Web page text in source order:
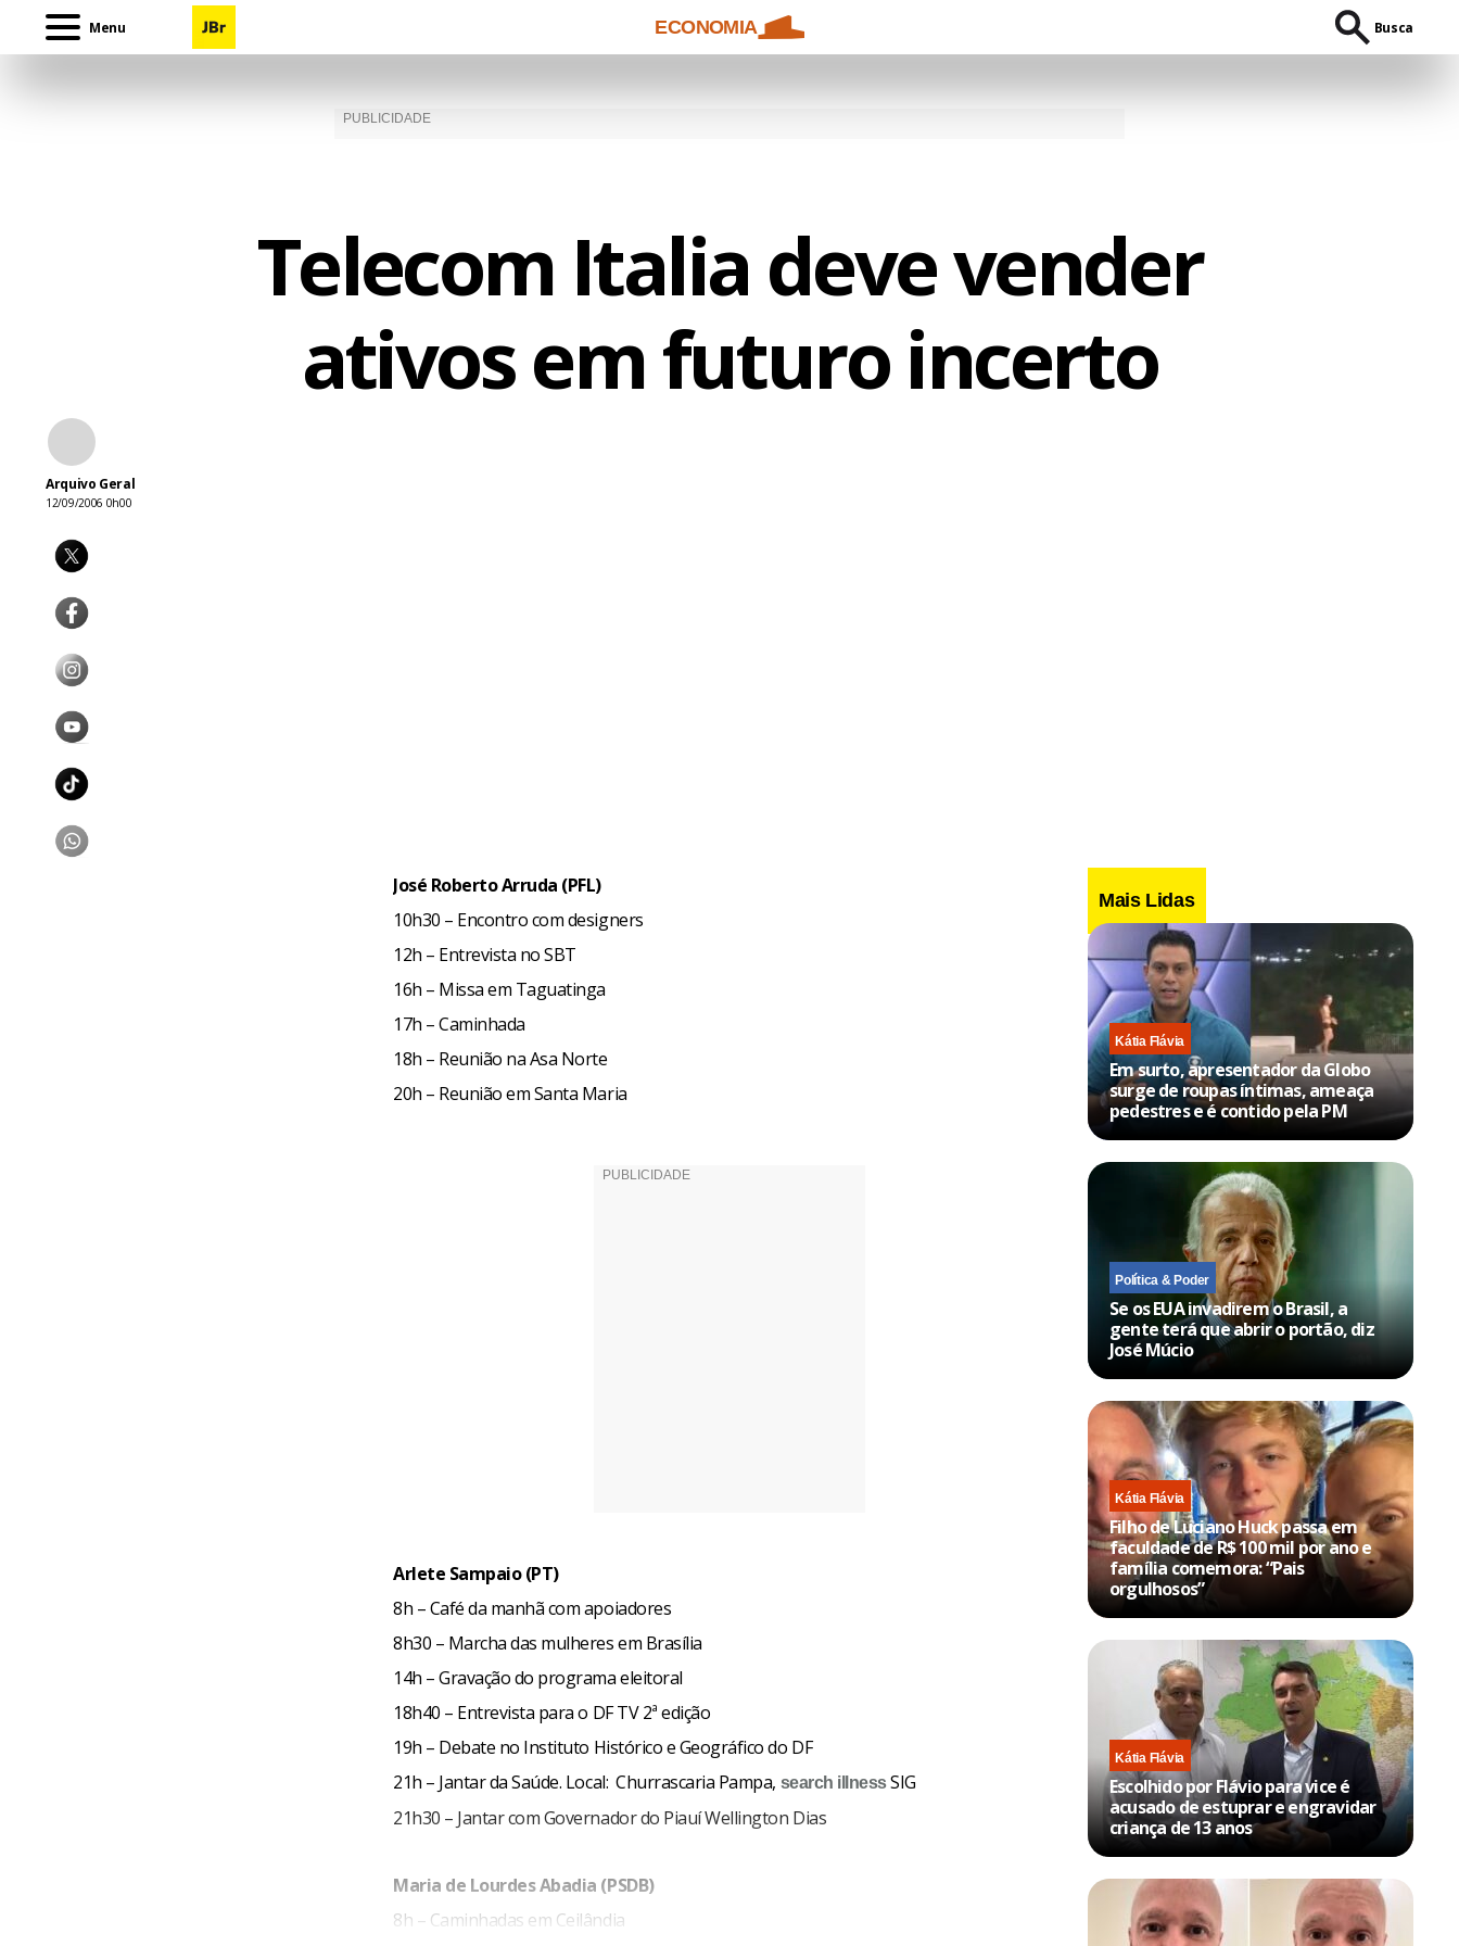
Menu ECONOMIA Busca
Telecom Italia deve vender
ativos em futuro incerto
Arquivo Geral
12/09/2006 0h00
José Roberto Arruda (PFL)
10h30 – Encontro com designers
12h – Entrevista no SBT
16h – Missa em Taguatinga
17h – Caminhada
18h – Reunião na Asa Norte
20h – Reunião em Santa Maria
Arlete Sampaio (PT)
8h – Café da manhã com apoiadores
8h30 – Marcha das mulheres em Brasília
14h – Gravação do programa eleitoral
18h40 – Entrevista para o DF TV 2ª edição
19h – Debate no Instituto Histórico e Geográfico do DF
21h – Jantar da Saúde. Local: Churrascaria Pampa, search illnessSIG
21h30 – Jantar com Governador do Piauí Wellington Dias
Maria de Lourdes Abadia (PSDB)
8h – Caminhadas em Ceilândia
Mais Lidas
Kátia Flávia
Em surto, apresentador da Globo
surge de roupas íntimas, ameaça
pedestres e é contido pela PM
Política & Poder
Se os EUA invadirem o Brasil, a
gente terá que abrir o portão, diz
José Múcio
Kátia Flávia
Filho de Luciano Huck passa em
faculdade de R$ 100 mil por ano e
família comemora: “Pais
orgulhosos”
Kátia Flávia
Escolhido por Flávio para vice é
acusado de estuprar e engravidar
criança de 13 anos